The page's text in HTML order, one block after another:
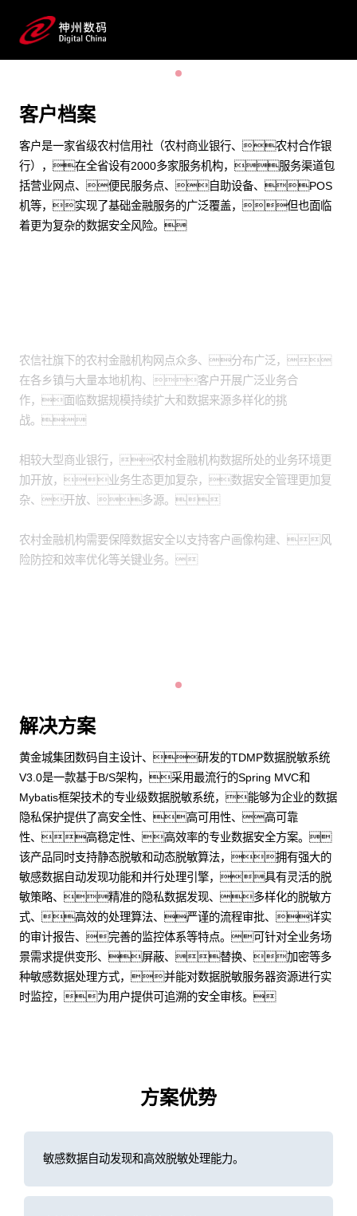
客户档案
客户是一家省级农村信用社（农村商业银行、农村合作银
行），在全省设有2000多家服务机构，服务渠道包
括营业网点、便民服务点、自助设备、POS
机等，实现了基础金融服务的广泛覆盖，但也面临
着更为复杂的数据安全风险。
农信社旗下的农村金融机构网点众多、分布广泛，
在各乡镇与大量本地机构、客户开展广泛业务合
作，面临数据规模持续扩大和数据来源多样化的挑
战。
相较大型商业银行，农村金融机构数据所处的业务环境更
加开放，业务生态更加复杂，数据安全管理更加复
杂、开放、多源。
农村金融机构需要保障数据安全以支持客户画像构建、风
险防控和效率优化等关键业务。
解决方案
黄金城集团数码自主设计、研发的TDMP数据脱敏系统
V3.0是一款基于B/S架构，采用最流行的Spring MVC和
Mybatis框架技术的专业级数据脱敏系统，能够为企业的数据
隐私保护提供了高安全性、高可用性、高可靠
性、高稳定性、高效率的专业数据安全方案。
该产品同时支持静态脱敏和动态脱敏算法，拥有强大的
敏感数据自动发现功能和并行处理引擎，具有灵活的脱
敏策略、精准的隐私数据发现、多样化的脱敏方
式、高效的处理算法、严谨的流程审批、详实
的审计报告、完善的监控体系等特点。可针对全业务场
景需求提供变形、屏蔽、替换、加密等多
种敏感数据处理方式，并能对数据脱敏服务器资源进行实
时监控，为用户提供可追溯的安全审核。
方案优势
敏感数据自动发现和高效脱敏处理能力。